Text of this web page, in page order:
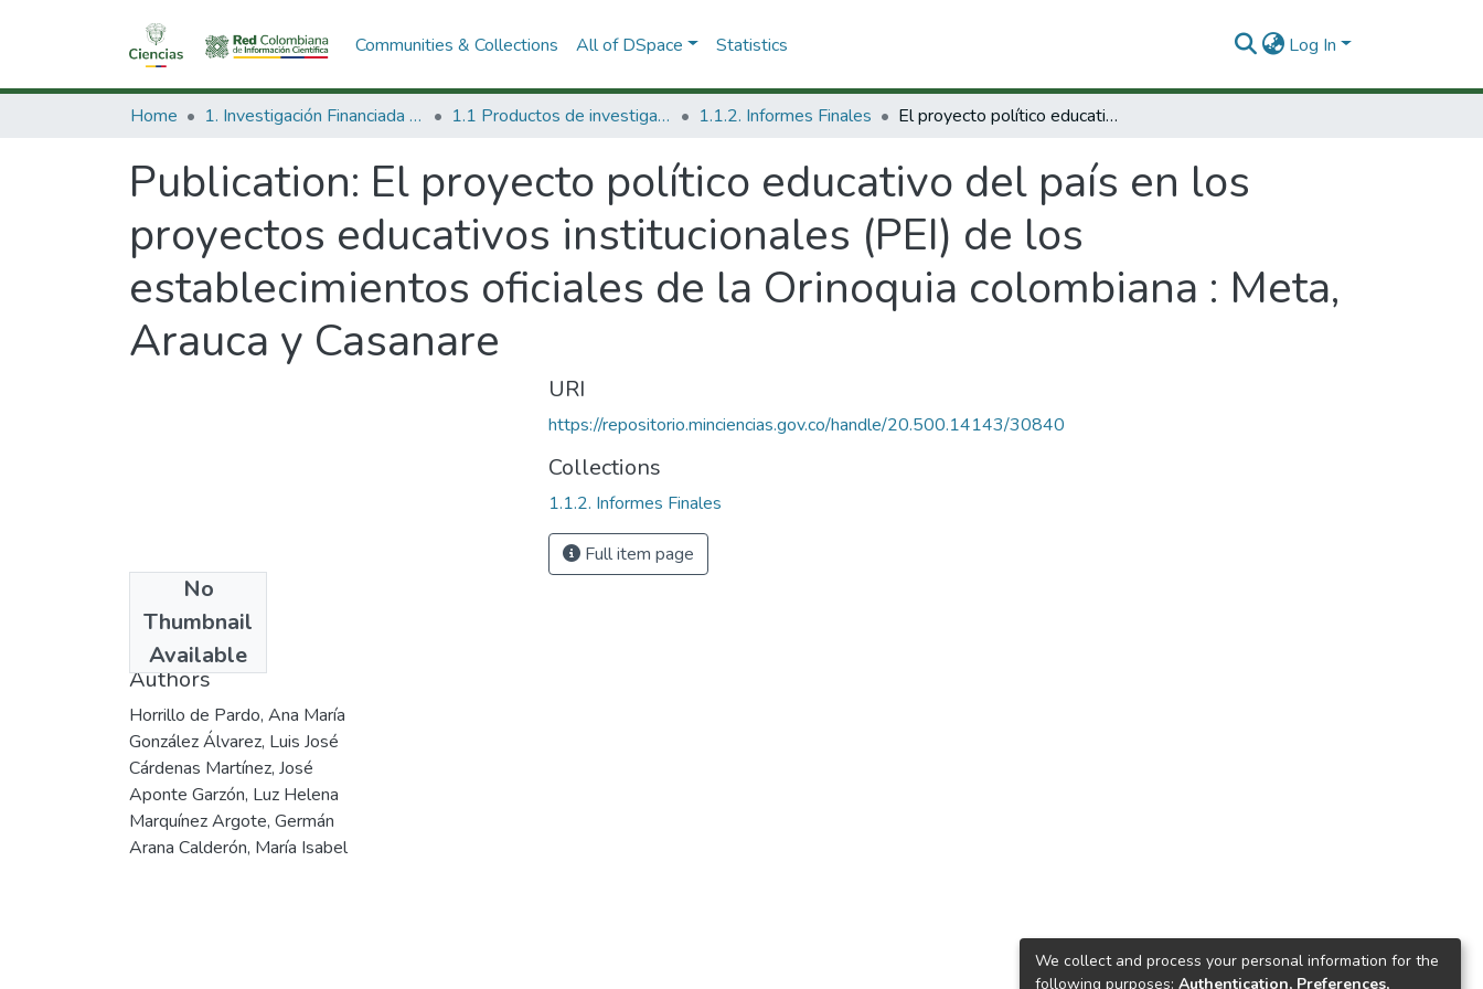
Communities & Collections All of DSpace Statistics Log In
Home 1. Investigación Financiada con Recursos Públicos 1.1 Productos de investigación 1.1.2. Informes Finales El proyecto político educativo del país en los proyectos educativos institucionales (PEI) de los establecimientos oficiales de la Orinoquia colombiana : Meta, Arauca y Casanare
Publication: El proyecto político educativo del país en los
proyectos educativos institucionales (PEI) de los
establecimientos oficiales de la Orinoquia colombiana : Meta,
Arauca y Casanare
No
Thumbnail
Available
2000
Authors
Horrillo de Pardo, Ana María
González Álvarez, Luis José
Cárdenas Martínez, José
Aponte Garzón, Luz Helena
Marquínez Argote, Germán
Arana Calderón, María Isabel
URI
https://repositorio.minciencias.gov.co/handle/20.500.14143/30840
Collections
1.1.2. Informes Finales
Full item page
We collect and process your personal information for the
following purposes: Authentication, Preferences,